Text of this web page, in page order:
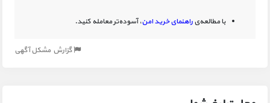
با مطالعه‌یراهنمای خرید امن، آسوده‌تر معامله کنید.
گزارش مشکل آگهی